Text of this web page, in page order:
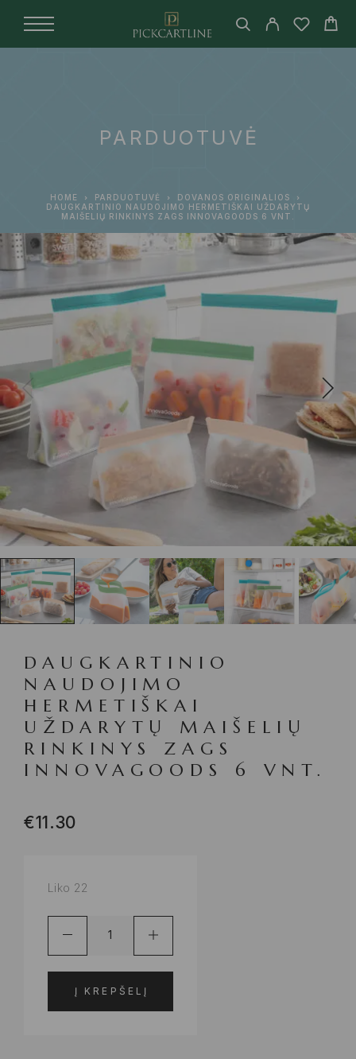
PARDUOTUVĖ
HOME PARDUOTUVĖ
DOVANOS ORIGINALIOS
DAUGKARTINIO NAUDOJIMO HERMETIŠKAI UŽDARYTŲ
MAIŠELIŲ RINKINYS ZAGS INNOVAGOODS 6 VNT.
DAUGKARTINIO
NAUDOJIMO
HERMETIŠKAI
UŽDARYTŲ MAIŠELIŲ
RINKINYS ZAGS
INNOVAGOODS 6 VNT.
€11.30
Liko 22
Į KREPŠELĮ